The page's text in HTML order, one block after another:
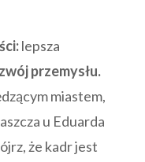
lepsza
przemysłu.
miastem,
u Eduarda
że kadr jest